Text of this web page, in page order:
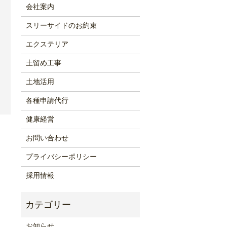
会社案内
スリーサイドのお約束
エクステリア
土留め工事
土地活用
各種申請代行
健康経営
お問い合わせ
プライバシーポリシー
採用情報